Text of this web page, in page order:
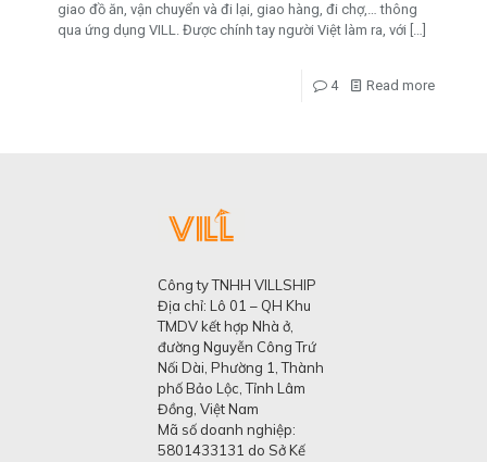
giao đồ ăn, vận chuyển và đi lại, giao hàng, đi chợ,… thông
qua ứng dụng VILL. Được chính tay người Việt làm ra, với […]
4 Read more
Công ty TNHH VILLSHIP
Địa chỉ: Lô 01 – QH Khu
TMDV kết hợp Nhà ở,
đường Nguyễn Công Trứ
Nối Dài, Phường 1, Thành
phố Bảo Lộc, Tỉnh Lâm
Đồng, Việt Nam
Mã số doanh nghiệp:
5801433131 do Sở Kế